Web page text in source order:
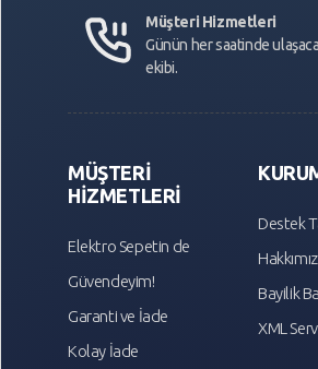
Müşteri Hizmetleri
Günün her saatinde
ekibi.
MÜŞTERİ
HİZMETLERİ
Elektro Sepetin de
Güvendeyim!
Garanti ve İade
Kolay İade
Destek
Bayilik
XML